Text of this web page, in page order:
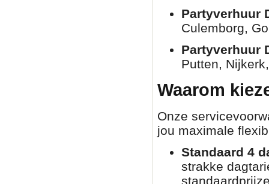
Partyverhuur
Culemborg,
Partyverhuur
Putten,
Waarom
Onze
jou maximale
Standaard 4
strakke